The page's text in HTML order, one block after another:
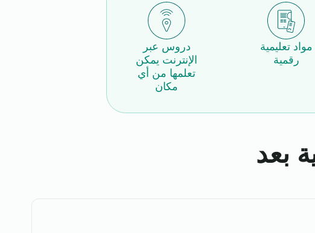
بعد
مواد تعليمية
رقمية
دروس عبر
الإنترنت يمكن
تعلمها من أي
مكان